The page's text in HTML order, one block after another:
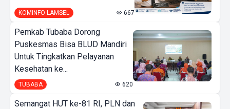
KOMINFO LAMSEL 667
Pemkab Tubaba Dorong
Puskesmas Bisa BLUD Mandiri
Untuk Tingkatkan Pelayanan
Kesehatan ke...
TUBABA 620
Semangat HUT ke-81 RI, PLN dan